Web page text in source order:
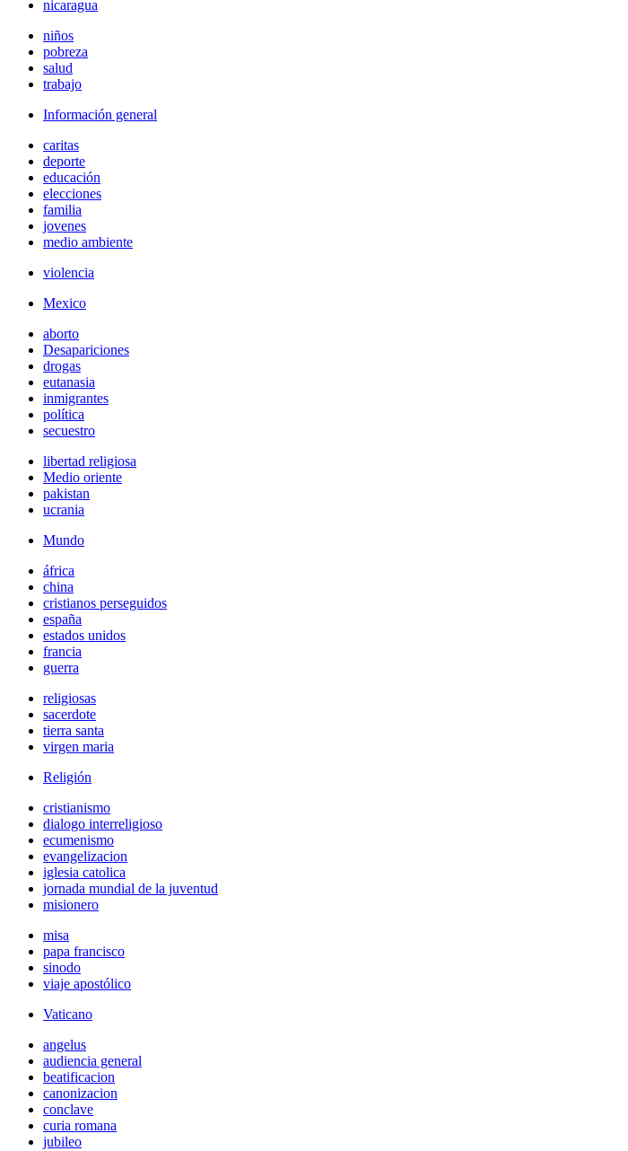
nicaragua
niños
pobreza
salud
trabajo
Información general
caritas
deporte
educación
elecciones
familia
jovenes
medio ambiente
violencia
Mexico
aborto
Desapariciones
drogas
eutanasia
inmigrantes
política
secuestro
libertad religiosa
Medio oriente
pakistan
ucrania
Mundo
áfrica
china
cristianos perseguidos
españa
estados unidos
francia
guerra
religiosas
sacerdote
tierra santa
virgen maria
Religión
cristianismo
dialogo interreligioso
ecumenismo
evangelizacion
iglesia catolica
jornada mundial de la juventud
misionero
misa
papa francisco
sinodo
viaje apostólico
Vaticano
angelus
audiencia general
beatificacion
canonizacion
conclave
curia romana
jubileo